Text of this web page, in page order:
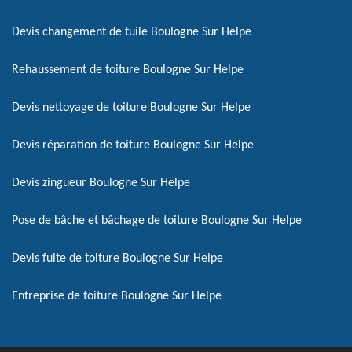
Devis changement de tuile Boulogne Sur Helpe
Rehaussement de toiture Boulogne Sur Helpe
Devis nettoyage de toiture Boulogne Sur Helpe
Devis réparation de toiture Boulogne Sur Helpe
Devis zingueur Boulogne Sur Helpe
Pose de bâche et bâchage de toiture Boulogne Sur Helpe
Devis fuite de toiture Boulogne Sur Helpe
Entreprise de toiture Boulogne Sur Helpe